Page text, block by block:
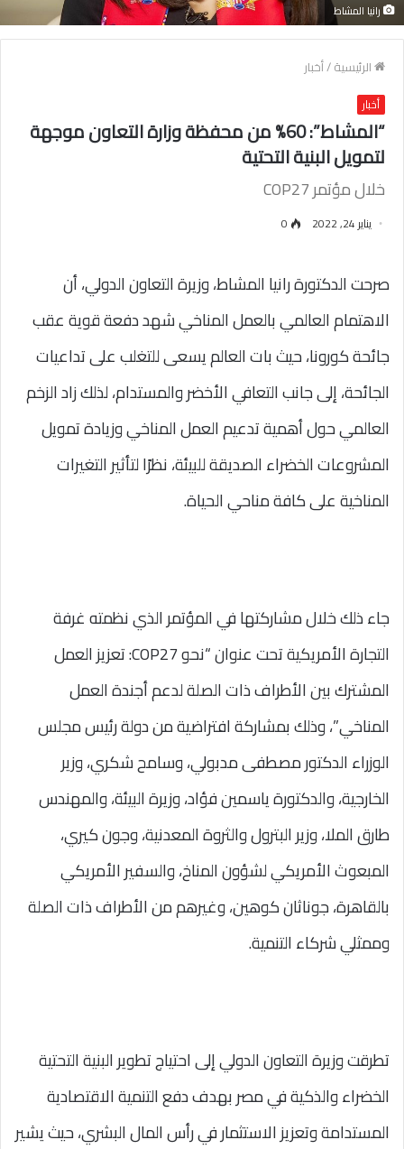
رانيا المشاط
الرئيسية/أخبار
أخبار
“المشاط”: 60% من محفظة وزارة التعاون موجهة
لتمويل البنية التحتية
خلال مؤتمر COP27
يناير 24, 2022 0
صرحت الدكتورة رانيا المشاط، وزيرة التعاون الدولي، أن
الاهتمام العالمي بالعمل المناخي شهد دفعة قوية عقب
جائحة كورونا، حيث بات العالم يسعى للتغلب على تداعيات
الجائحة، إلى جانب التعافي الأخضر والمستدام، لذلك زاد الزخم
العالمي حول أهمية تدعيم العمل المناخي وزيادة تمويل
المشروعات الخضراء الصديقة للبيئة، نظرًا لتأثير التغيرات
المناخية على كافة مناحي الحياة.
جاء ذلك خلال مشاركتها في المؤتمر الذي نظمته غرفة
التجارة الأمريكية تحت عنوان “نحو COP27: تعزيز العمل
المشترك بين الأطراف ذات الصلة لدعم أجندة العمل
المناخي”، وذلك بمشاركة افتراضية من دولة رئيس مجلس
الوزراء الدكتور مصطفى مدبولي، وسامح شكري، وزير
الخارجية، والدكتورة ياسمين فؤاد، وزيرة البيئة، والمهندس
طارق الملا، وزير البترول والثروة المعدنية، وجون كيري،
المبعوث الأمريكي لشؤون المناخ، والسفير الأمريكي
بالقاهرة، جوناثان كوهين، وغيرهم من الأطراف ذات الصلة
وممثلي شركاء التنمية.
تطرقت وزيرة التعاون الدولي إلى احتياج تطوير البنية التحتية
الخضراء والذكية في مصر بهدف دفع التنمية الاقتصادية
المستدامة وتعزيز الاستثمار في رأس المال البشري، حيث يشير